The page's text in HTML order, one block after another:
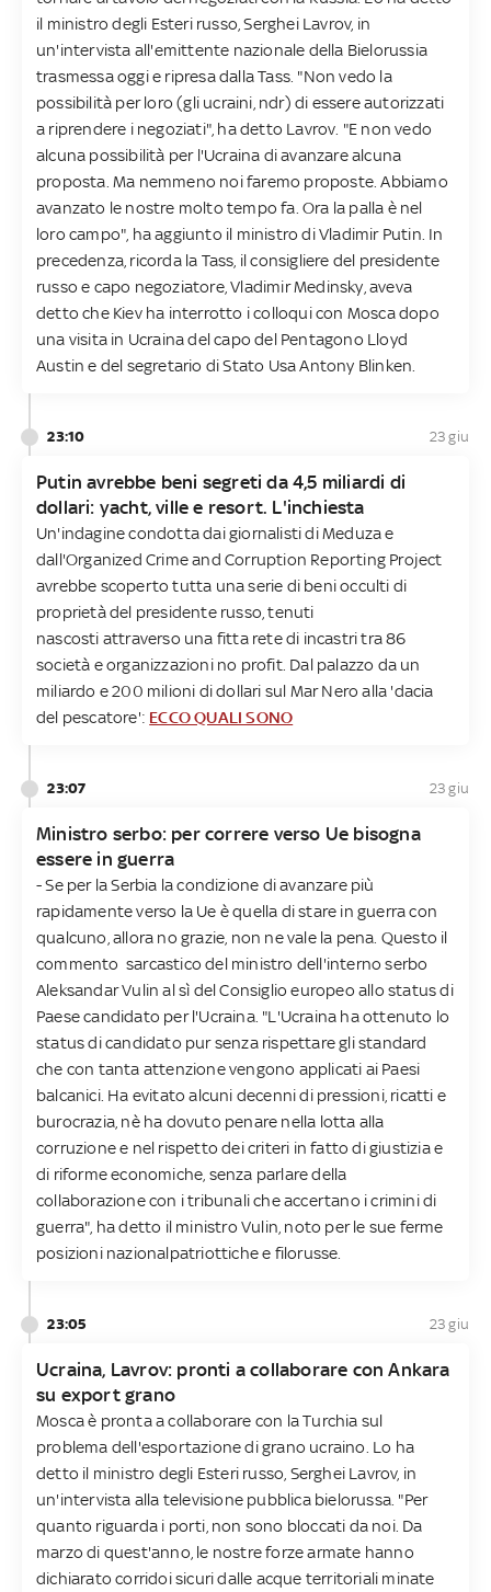
il ministro degli Esteri russo, Serghei Lavrov, in
un'intervista all'emittente nazionale della Bielorussia
trasmessa oggi e ripresa dalla Tass. "Non vedo la
possibilità per loro (gli ucraini, ndr) di essere autorizzati
a riprendere i negoziati", ha detto Lavrov. "E non vedo
alcuna possibilità per l'Ucraina di avanzare alcuna
proposta. Ma nemmeno noi faremo proposte. Abbiamo
avanzato le nostre molto tempo fa. Ora la palla è nel
loro campo", ha aggiunto il ministro di Vladimir Putin. In
precedenza, ricorda la Tass, il consigliere del presidente
russo e capo negoziatore, Vladimir Medinsky, aveva
detto che Kiev ha interrotto i colloqui con Mosca dopo
una visita in Ucraina del capo del Pentagono Lloyd
Austin e del segretario di Stato Usa Antony Blinken.
23:10 23 giu
Putin avrebbe beni segreti da 4,5 miliardi di
dollari: yacht, ville e resort. L'inchiesta
Un'indagine condotta dai giornalisti di Meduza e
dall'Organized Crime and Corruption Reporting Project
avrebbe scoperto tutta una serie di beni occulti di
proprietà del presidente russo, tenuti
nascosti attraverso una fitta rete di incastri tra 86
società e organizzazioni no profit. Dal palazzo da un
miliardo e 200 milioni di dollari sul Mar Nero alla 'dacia
del pescatore': ECCO QUALI SONO
23:07 23 giu
Ministro serbo: per correre verso Ue bisogna
essere in guerra
- Se per la Serbia la condizione di avanzare più
rapidamente verso la Ue è quella di stare in guerra con
qualcuno, allora no grazie, non ne vale la pena. Questo il
commento sarcastico del ministro dell'interno serbo
Aleksandar Vulin al sì del Consiglio europeo allo status di
Paese candidato per l'Ucraina. "L'Ucraina ha ottenuto lo
status di candidato pur senza rispettare gli standard
che con tanta attenzione vengono applicati ai Paesi
balcanici. Ha evitato alcuni decenni di pressioni, ricatti e
burocrazia, nè ha dovuto penare nella lotta alla
corruzione e nel rispetto dei criteri in fatto di giustizia e
di riforme economiche, senza parlare della
collaborazione con i tribunali che accertano i crimini di
guerra", ha detto il ministro Vulin, noto per le sue ferme
posizioni nazionalpatriottiche e filorusse.
23:05 23 giu
Ucraina, Lavrov: pronti a collaborare con Ankara
su export grano
Mosca è pronta a collaborare con la Turchia sul
problema dell'esportazione di grano ucraino. Lo ha
detto il ministro degli Esteri russo, Serghei Lavrov, in
un'intervista alla televisione pubblica bielorussa. "Per
quanto riguarda i porti, non sono bloccati da noi. Da
marzo di quest'anno, le nostre forze armate hanno
dichiarato corridoi sicuri dalle acque territoriali minate